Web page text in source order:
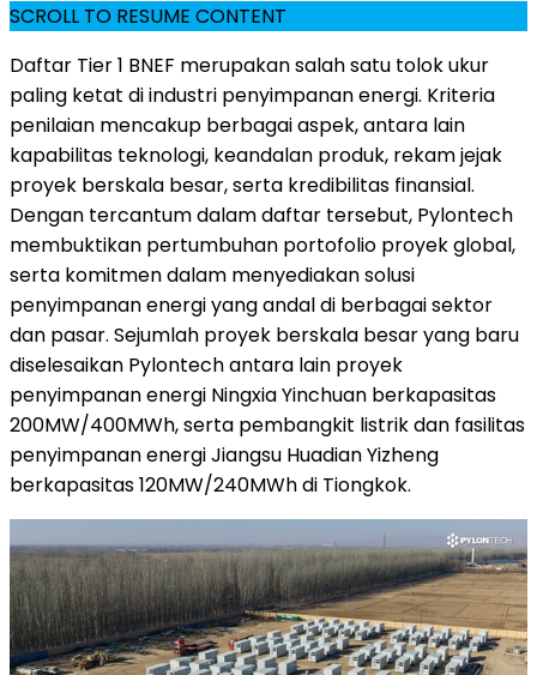
SCROLL TO RESUME CONTENT
Daftar Tier 1 BNEF merupakan salah satu tolok ukur
paling ketat di industri penyimpanan energi. Kriteria
penilaian mencakup berbagai aspek, antara lain
kapabilitas teknologi, keandalan produk, rekam jejak
proyek berskala besar, serta kredibilitas finansial.
Dengan tercantum dalam daftar tersebut, Pylontech
membuktikan pertumbuhan portofolio proyek global,
serta komitmen dalam menyediakan solusi
penyimpanan energi yang andal di berbagai sektor
dan pasar. Sejumlah proyek berskala besar yang baru
diselesaikan Pylontech antara lain proyek
penyimpanan energi Ningxia Yinchuan berkapasitas
200MW/400MWh, serta pembangkit listrik dan fasilitas
penyimpanan energi Jiangsu Huadian Yizheng
berkapasitas 120MW/240MWh di Tiongkok.